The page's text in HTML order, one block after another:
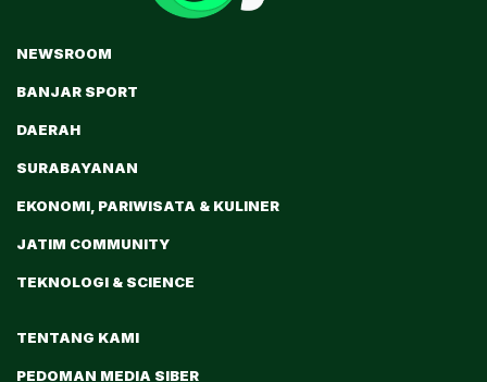
NEWSROOM
BANJAR SPORT
DAERAH
SURABAYANAN
EKONOMI, PARIWISATA & KULINER
JATIM COMMUNITY
TEKNOLOGI & SCIENCE
TENTANG KAMI
PEDOMAN MEDIA SIBER